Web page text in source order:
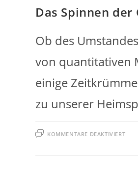
Das Spinnen
Ob des
von quantitativen
einige
zu unserer
KOMMENTARE DEAKTIVIERTFÜR